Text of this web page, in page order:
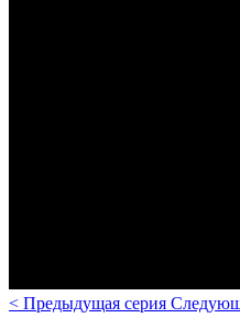
< Предыдущая серия